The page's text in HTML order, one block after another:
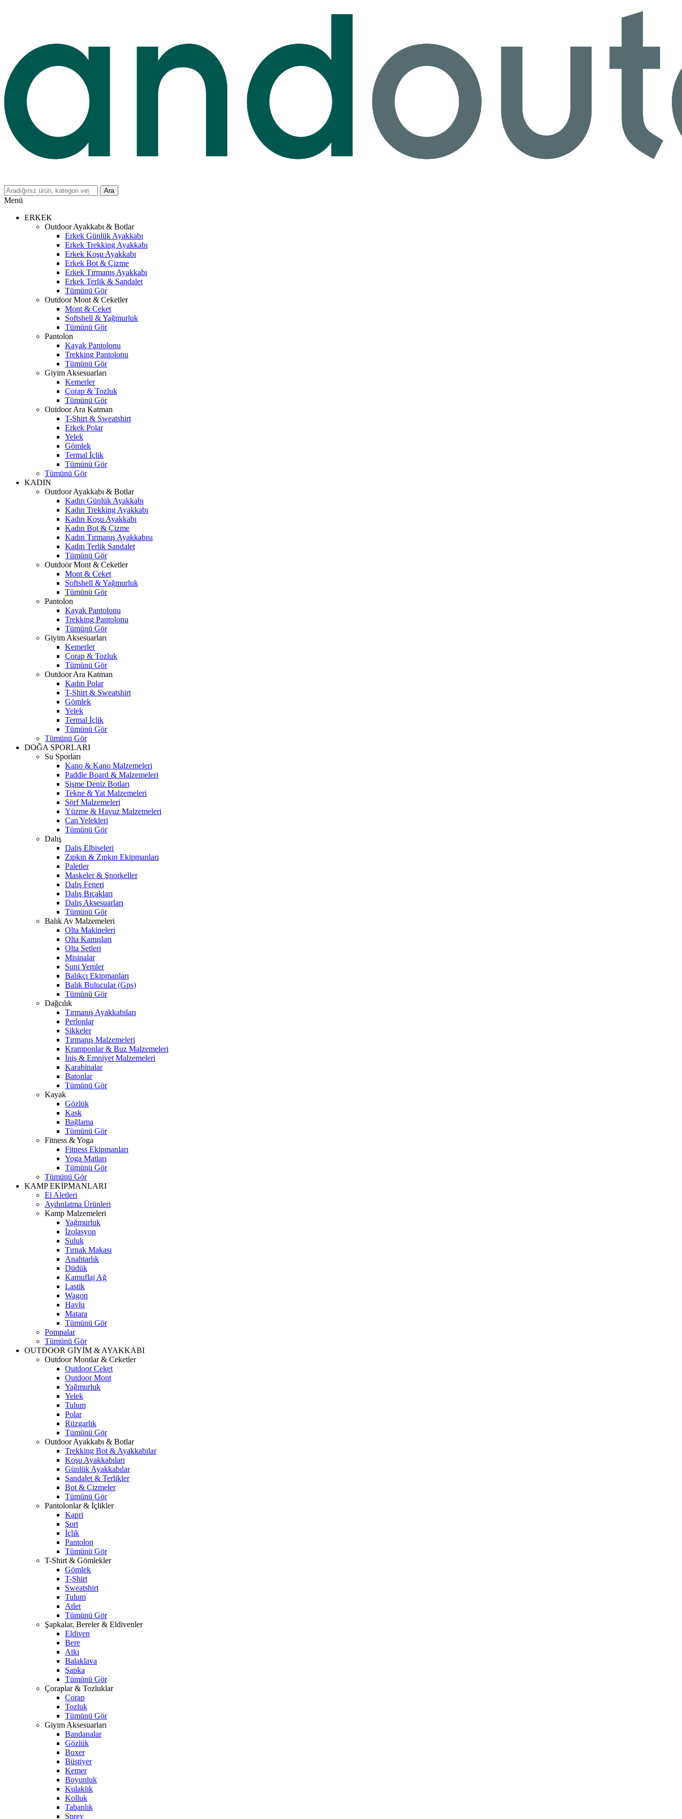
Ara
Menü
ERKEK
Outdoor Ayakkabı & Botlar
Erkek Günlük Ayakkabı
Erkek Trekking Ayakkabı
Erkek Koşu Ayakkabı
Erkek Bot & Çizme
Erkek Tırmanış Ayakkabı
Erkek Terlik & Sandalet
Tümünü Gör
Outdoor Mont & Ceketler
Mont & Ceket
Softshell & Yağmurluk
Tümünü Gör
Pantolon
Kayak Pantolonu
Trekking Pantolonu
Tümünü Gör
Giyim Aksesuarları
Kemerler
Çorap & Tozluk
Tümünü Gör
Outdoor Ara Katman
T-Shirt & Sweatshirt
Erkek Polar
Yelek
Gömlek
Termal İçlik
Tümünü Gör
Tümünü Gör
KADIN
Outdoor Ayakkabı & Botlar
Kadın Günlük Ayakkabı
Kadın Trekking Ayakkabı
Kadın Koşu Ayakkabı
Kadın Bot & Çizme
Kadın Tırmanış Ayakkabısı
Kadın Terlik Sandalet
Tümünü Gör
Outdoor Mont & Ceketler
Mont & Ceket
Softshell & Yağmurluk
Tümünü Gör
Pantolon
Kayak Pantolonu
Trekking Pantolonu
Tümünü Gör
Giyim Aksesuarları
Kemerler
Çorap & Tozluk
Tümünü Gör
Outdoor Ara Katman
Kadın Polar
T-Shirt & Sweatshirt
Gömlek
Yelek
Termal İçlik
Tümünü Gör
Tümünü Gör
DOĞA SPORLARI
Su Sporları
Kano & Kano Malzemeleri
Paddle Board & Malzemeleri
Şişme Deniz Botları
Tekne & Yat Malzemeleri
Sörf Malzemeleri
Yüzme & Havuz Malzemeleri
Can Yelekleri
Tümünü Gör
Dalış
Dalış Elbiseleri
Zıpkın & Zıpkın Ekipmanları
Paletler
Maskeler & Şnorkeller
Dalış Feneri
Dalış Bıçakları
Dalış Aksesuarları
Tümünü Gör
Balık Av Malzemeleri
Olta Makineleri
Olta Kamışları
Olta Setleri
Misinalar
Suni Yemler
Balıkçı Ekipmanları
Balık Bulucular (Gps)
Tümünü Gör
Dağcılık
Tırmanış Ayakkabıları
Perlonlar
Sikkeler
Tırmanış Malzemeleri
Kramponlar & Buz Malzemeleri
İniş & Emniyet Malzemeleri
Karabinalar
Batonlar
Tümünü Gör
Kayak
Gözlük
Kask
Bağlama
Tümünü Gör
Fitness & Yoga
Fitness Ekipmanları
Yoga Matları
Tümünü Gör
Tümünü Gör
KAMP EKİPMANLARI
El Aletleri
Aydınlatma Ürünleri
Kamp Malzemeleri
Yağmurluk
İzolasyon
Suluk
Tırnak Makası
Anahtarlık
Düdük
Kamuflaj Ağ
Lastik
Wagon
Havlu
Matara
Tümünü Gör
Pompalar
Tümünü Gör
OUTDOOR GİYİM & AYAKKABI
Outdoor Montlar & Ceketler
Outdoor Ceket
Outdoor Mont
Yağmurluk
Yelek
Tulum
Polar
Rüzgarlık
Tümünü Gör
Outdoor Ayakkabı & Botlar
Trekking Bot & Ayakkabılar
Koşu Ayakkabıları
Günlük Ayakkabılar
Sandalet & Terlikler
Bot & Çizmeler
Tümünü Gör
Pantolonlar & İçlikler
Kapri
Şort
İçlik
Pantolon
Tümünü Gör
T-Shirt & Gömlekler
Gömlek
T-Shirt
Sweatshirt
Tulum
Atlet
Tümünü Gör
Şapkalar, Bereler & Eldivenler
Eldiven
Bere
Atkı
Balaklava
Şapka
Tümünü Gör
Çoraplar & Tozluklar
Çorap
Tozluk
Tümünü Gör
Giyim Aksesuarları
Bandanalar
Gözlük
Boxer
Büstiyer
Kemer
Boyunluk
Kulaklık
Kolluk
Tabanlık
Sprey